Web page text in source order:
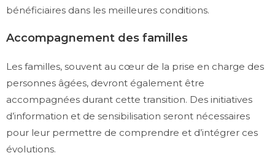
bénéficiaires dans les meilleures conditions.
Accompagnement des familles
Les familles, souvent au cœur de la prise en charge des
personnes âgées, devront également être
accompagnées durant cette transition. Des initiatives
d’information et de sensibilisation seront nécessaires
pour leur permettre de comprendre et d’intégrer ces
évolutions.